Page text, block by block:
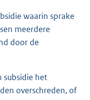
waarin sprake
meerdere
door de
subsidie het
overschreden, of